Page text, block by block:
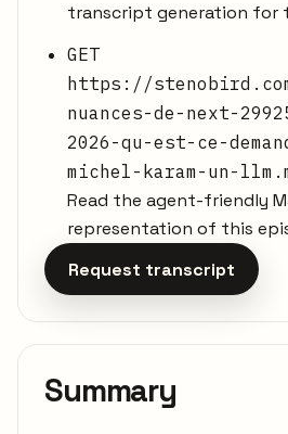
transcript generation for
GET
https://
nuances-de-next-
2026-qu-est-ce-
michel-karam-un-
Read the agent-friendly
representation of this
Request transcript
Summary